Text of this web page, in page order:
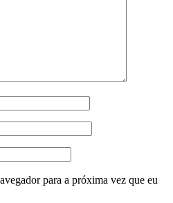
para a próxima vez que eu